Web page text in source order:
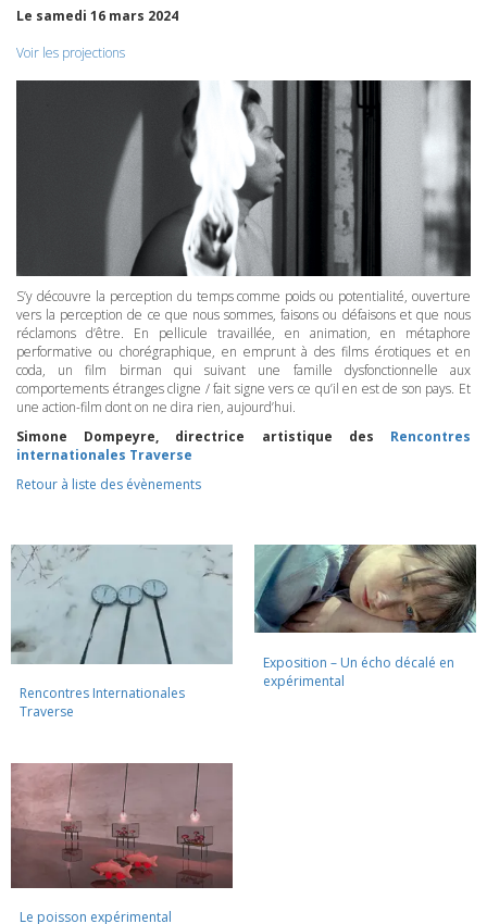
Le samedi 16 mars 2024
Voir les projections
S’y découvre la perception du temps comme poids ou potentialité, ouverture
vers la perception de ce que nous sommes, faisons ou défaisons et que nous
réclamons d’être. En pellicule travaillée, en animation, en métaphore
performative ou chorégraphique, en emprunt à des films érotiques et en
coda, un film birman qui suivant une famille dysfonctionnelle aux
comportements étranges cligne / fait signe vers ce qu’il en est de son pays. Et
une action-film dont on ne dira rien, aujourd’hui.
Simone Dompeyre, directrice artistique des Rencontres
internationales Traverse
Retour à liste des évènements
Rencontres Internationales
Traverse
Exposition – Un écho décalé en
expérimental
Le poisson expérimental